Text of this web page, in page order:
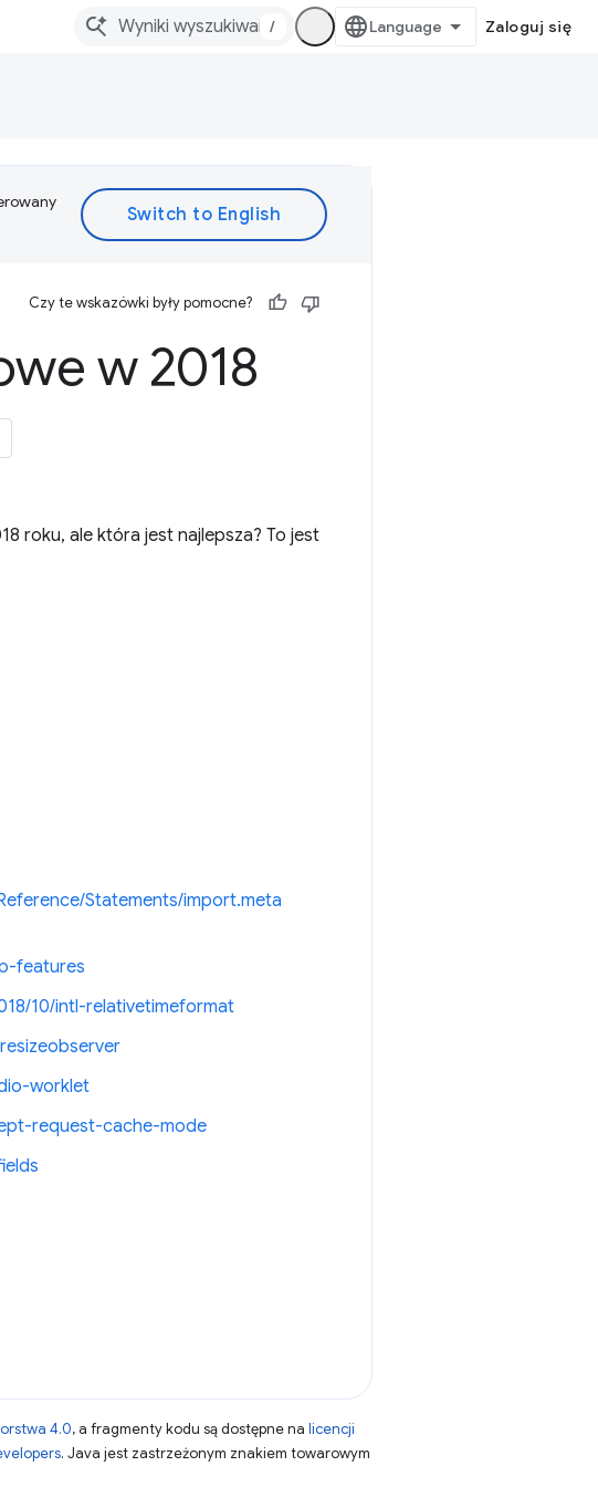
/ Zaloguj się
Czy te wskazówki były pomocne?
w 2018
roku, ale która jest najlepsza? To jest
Statements/import.meta
features
10/intl-relativetimeformat
worklet
request-cache-mode
4.0, a fragmenty kodu są dostępne na licencji
. Java jest zastrzeżonym znakiem towarowym